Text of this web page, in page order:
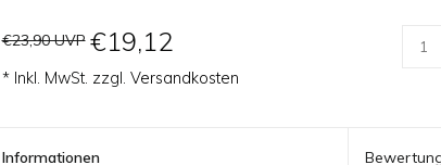
€23,90 UVP €19,12
* Inkl. MwSt. zzgl. Versandkosten
Informationen